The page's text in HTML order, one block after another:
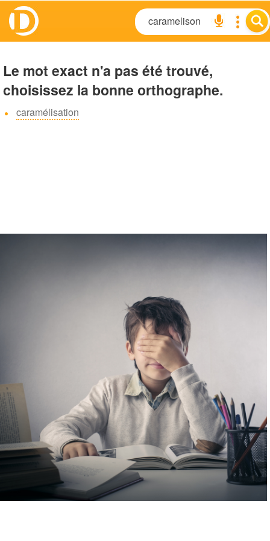
Le mot exact n'a pas été trouvé,
choisissez la bonne orthographe.
caramélisation